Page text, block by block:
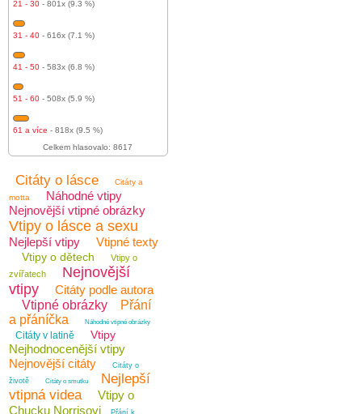
21 - 30 - 801x (9.3 %)
31 - 40 - 616x (7.1 %)
41 - 50 - 583x (6.8 %)
51 - 60 - 508x (5.9 %)
61 a více - 818x (9.5 %)
Celkem hlasovalo: 8617
Citáty o lásce
Citáty a
motta
Náhodné vtipy
Nejnovější vtipné obrázky
Vtipy o lásce a sexu
Nejlepší vtipy Vtipné texty
Vtipy o dětech
Vtipy o
zvířatech
Nejnovější
vtipy
Citáty podle autora
Vtipné obrázky
Přání
a přáníčka
Náhodné vtipné obrázky
Citáty v latině Vtipy
Nejhodnocenější vtipy
Nejnovější citáty
Citáty o
životě
Citáty o smutku
Nejlepší
vtipná videa
Vtipy o
Chucku Norrisovi
Přání k